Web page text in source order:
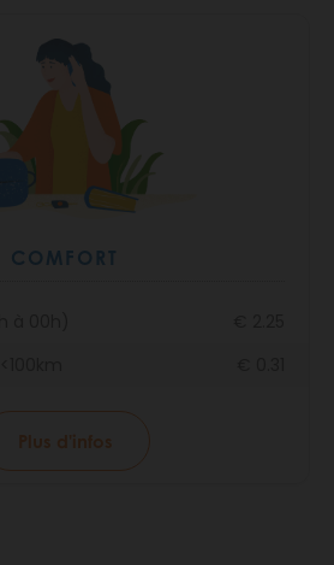
COMFORT
Plus d'infos